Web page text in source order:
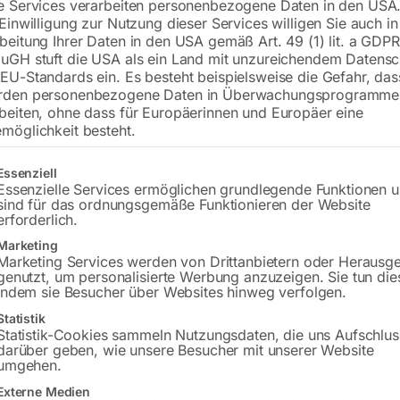
1500×1480 mm
ø28
ca. 8 – 10 Wochen
Bohrung ø28
Gitter diagonal
€4.272,00
inkl. MwSt.
Lieferzeit:ca. 8 – 10 Wochen
PRO
Services verarbeiten personenbezogene Daten in den
zur Nutzung dieser Services willigen Sie auch
Ihrer Daten in den USA gemäß Art. 49 (1) lit. a
stuft die USA als ein Land mit unzureichendem
Standards ein. Es besteht beispielsweise die Gefahr,
personenbezogene Daten in
ohne dass für Europäerinnen und Europäer eine
besteht.
eine Liste der Service-Gruppen, für die eine Einwilligung erteilt
Services ermöglichen grundlegende Funktionen
für das ordnungsgemäße Funktionieren der Website
Services werden von Drittanbietern oder
um personalisierte Werbung anzuzeigen. Sie tun
sie Besucher über Websites hinweg verfolgen.
Cookies sammeln Nutzungsdaten, die uns
geben, wie unsere Besucher mit unserer Website
Medien